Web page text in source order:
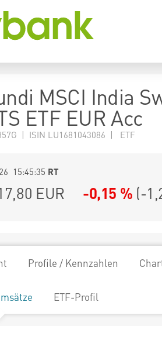
MSCI India
ETF EUR Acc
| ISIN LU1681043086 | ETF
15:45:35 RT
EUR -0,15 % (-
Profile / Kennzahlen
ETF-Profil